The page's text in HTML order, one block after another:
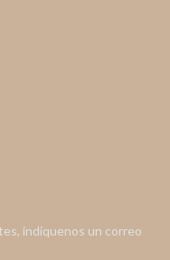
indiquenos un correo